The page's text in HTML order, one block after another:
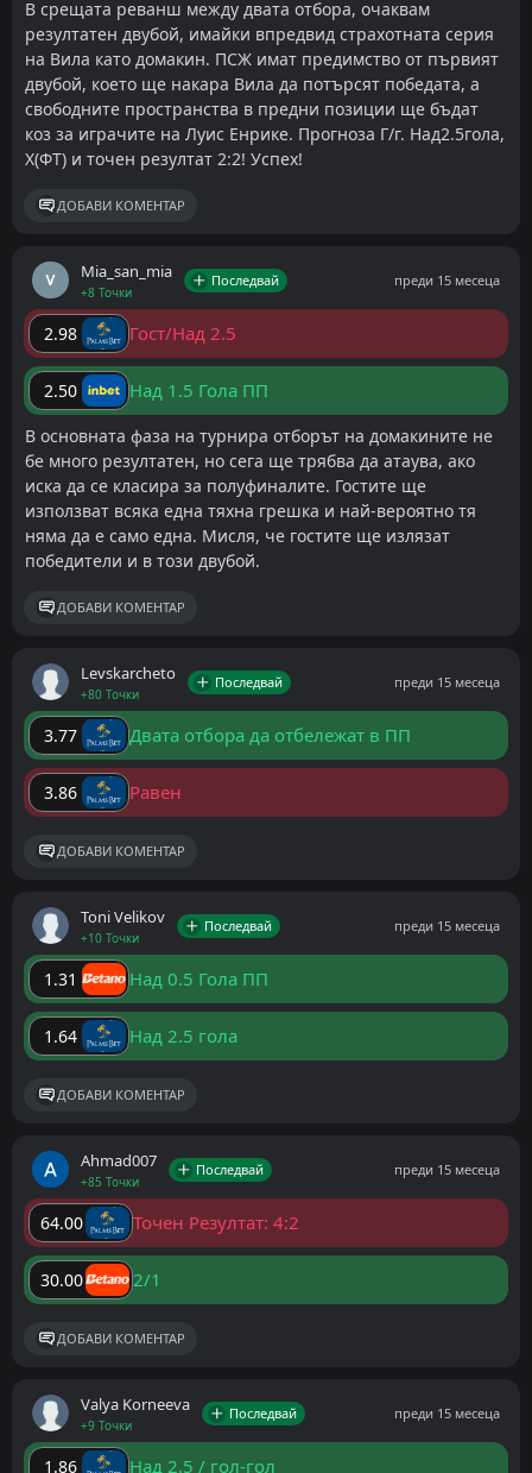
В срещата реванш между двата отбора, очаквам
резултатен двубой, имайки впредвид страхотната серия
на Вила като домакин. ПСЖ имат предимство от първият
двубой, което ще накара Вила да потърсят победата, а
свободните пространства в предни позиции ще бъдат
коз за играчите на Луис Енрике. Прогноза Г/г. Над2.5гола,
Х(ФТ) и точен резултат 2:2! Успех!
ДОБАВИ КОМЕНТАР
Mia_san_mia
+8 Точки
Последвай преди 15 месеца
2.98 Гост/Над 2.5
2.50 Над 1.5 Гола ПП
В основната фаза на турнира отборът на домакините не
бе много резултатен, но сега ще трябва да атаува, ако
иска да се класира за полуфиналите. Гостите ще
използват всяка една тяхна грешка и най-вероятно тя
няма да е само една. Мисля, че гостите ще излязат
победители и в този двубой.
ДОБАВИ КОМЕНТАР
Levskarcheto
+80 Точки
Последвай преди 15 месеца
3.77 Двата отбора да отбележат в ПП
3.86 Равен
ДОБАВИ КОМЕНТАР
Toni Velikov
+10 Точки
Последвай преди 15 месеца
1.31 Над 0.5 Гола ПП
1.64 Над 2.5 гола
ДОБАВИ КОМЕНТАР
Ahmad007
+85 Точки
Последвай преди 15 месеца
64.00 Точен Резултат: 4:2
30.00 2/1
ДОБАВИ КОМЕНТАР
Valya Korneeva
+9 Точки
Последвай преди 15 месеца
1.86 Над 2.5 / гол-гол